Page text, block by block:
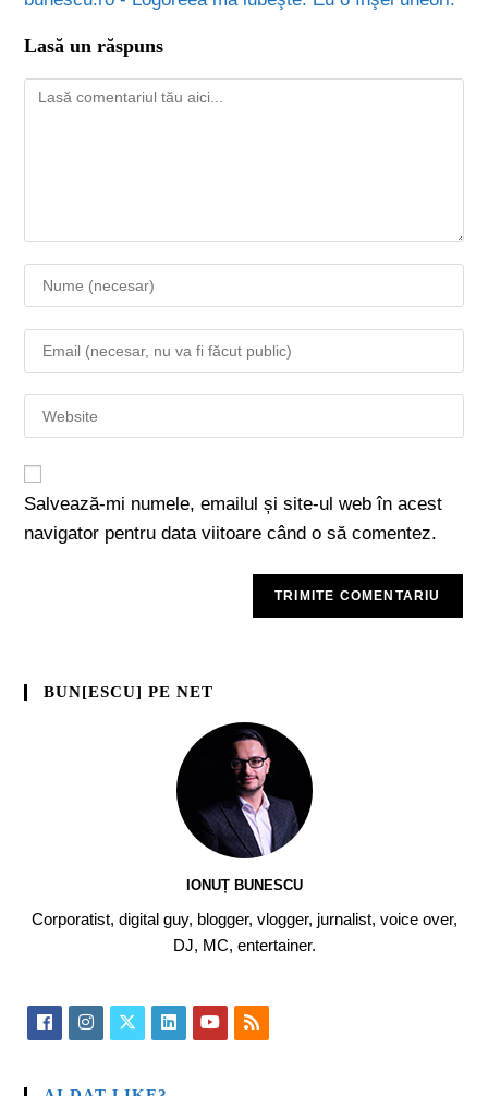
Lasă un răspuns
Salvează-mi numele, emailul și site-ul web în acest
navigator pentru data viitoare când o să comentez.
BUN[ESCU] PE NET
IONUȚ BUNESCU
Corporatist, digital guy, blogger, vlogger, jurnalist, voice over,
DJ, MC, entertainer.